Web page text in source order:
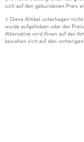
sich auf den gebundenen Preis
2 Diese Artikel unterliegen
wurde aufgehoben oder der
Alternative wird Ihnen auf der
beziehen sich auf den